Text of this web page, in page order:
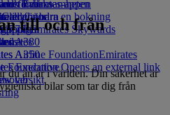
777
A380
A350
Executive
för barn
för barn
i verksamheten
Airline FoundationEmirates
Foundation Opens an external link
tab
Rail
in på Emirates Skywards
Emirates-appen
eller ändra en bokning
till och från
du än är i världen. Din säkerhet är
bilar som tar dig från